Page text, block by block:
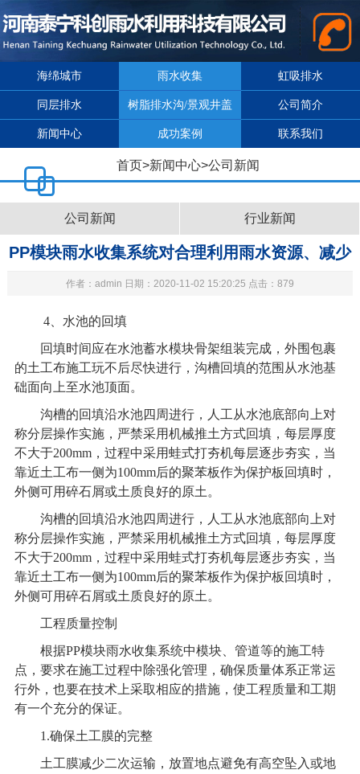
海绵城市 雨水收集 虹吸排水
同层排水 树脂排水沟/景观井盖 公司简介
新闻中心 成功案例 联系我们
首页>新闻中心>公司新闻
公司新闻 行业新闻
PP模块雨水收集系统对合理利用雨水资源、减少
径流排放、提高城市排涝能力有重要影响2
作者：admin 日期：2020-11-02 15:20:25 点击：879
4、水池的回填
回填时间应在水池蓄水模块骨架组装完成，外围包裹
的土工布施工玩不后尽快进行，沟槽回填的范围从水池基
础面向上至水池顶面。
沟槽的回填沿水池四周进行，人工从水池底部向上对
称分层操作实施，严禁采用机械推土方式回填，每层厚度
不大于200mm，过程中采用蛙式打夯机每层逐步夯实，当
靠近土工布一侧为100mm后的聚苯板作为保护板回填时，
外侧可用碎石屑或土质良好的原土。
沟槽的回填沿水池四周进行，人工从水池底部向上对
称分层操作实施，严禁采用机械推土方式回填，每层厚度
不大于200mm，过程中采用蛙式打夯机每层逐步夯实，当
靠近土工布一侧为100mm后的聚苯板作为保护板回填时，
外侧可用碎石屑或土质良好的原土。
工程质量控制
根据PP模块雨水收集系统中模块、管道等的施工特
点，要求在施工过程中除强化管理，确保质量体系正常运
行外，也要在技术上采取相应的措施，使工程质量和工期
有一个充分的保证。
1.确保土工膜的完整
土工膜减少二次运输，放置地点避免有高空坠入或地